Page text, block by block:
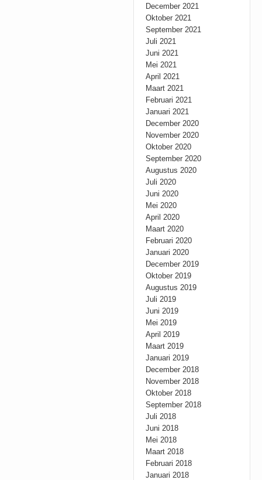
December 2021
Oktober 2021
September 2021
Juli 2021
Juni 2021
Mei 2021
April 2021
Maart 2021
Februari 2021
Januari 2021
December 2020
November 2020
Oktober 2020
September 2020
Augustus 2020
Juli 2020
Juni 2020
Mei 2020
April 2020
Maart 2020
Februari 2020
Januari 2020
December 2019
Oktober 2019
Augustus 2019
Juli 2019
Juni 2019
Mei 2019
April 2019
Maart 2019
Januari 2019
December 2018
November 2018
Oktober 2018
September 2018
Juli 2018
Juni 2018
Mei 2018
Maart 2018
Februari 2018
Januari 2018